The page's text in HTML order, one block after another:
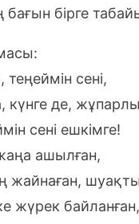
бағын бірге
сені,
күнге де,
сені ешкімге!
ашылған,
жайнаған,
жүрек